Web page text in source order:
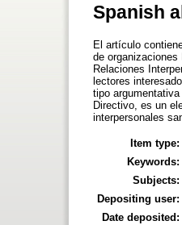
Spanish
El artículo
de
Relaciones
lectores
tipo
Directivo, es un
interpersonales
Item type:
Keywords:
Subjects:
Depositing user:
Date deposited: